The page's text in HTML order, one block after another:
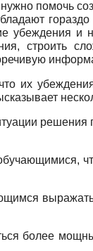
помочь
убеждения и
строить
их
более